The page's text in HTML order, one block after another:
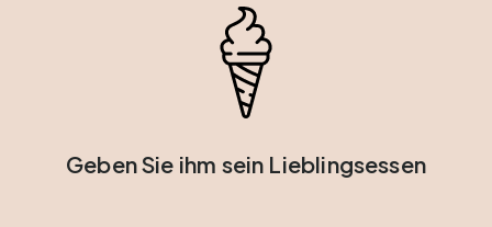
Geben Sie ihm sein Lieblingsessen